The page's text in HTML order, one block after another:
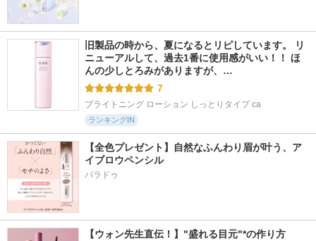
旧製品の時から、夏になるとリピしています。 リ
ニューアルして、過去1番に使用感がいい！！ ほ
んの少しとろみがありますが、…
7
ブライトニング ローション しっとりタイプ ca
ランキングIN
【全色プレゼント】自然なふんわり眉が叶う、ア
イブロウペンシル
パラドゥ
【ウォン先生直伝！】"盛れる目元"*の作り方